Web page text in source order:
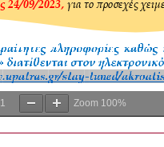
1 Zoom 100%